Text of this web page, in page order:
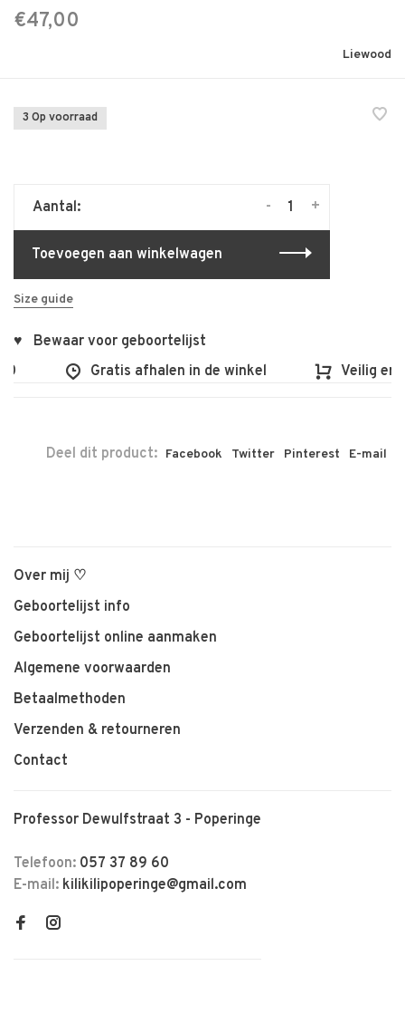
€47,00
Liewood
3 Op voorraad
Aantal: +
-
Toevoegen aan winkelwagen
Size guide
♥ Bewaar voor geboortelijst
Gratis afhalen in de winkel Veilig en
Deel dit product: Facebook Twitter Pinterest E-mail
Over mij ♡
Geboortelijst info
Geboortelijst online aanmaken
Algemene voorwaarden
Betaalmethoden
Verzenden & retourneren
Contact
Professor Dewulfstraat 3 - Poperinge
Telefoon: 057 37 89 60
E-mail: kilikilipoperinge@gmail.com